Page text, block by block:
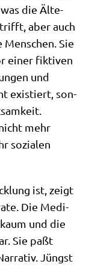
die Älte­
aber auch
Sie
einer fik­ti­ven
und
exi­stiert, son­
mehr
sozia­len
ist, zeigt
Die Medi­
und die
Sie paßt
Jüngst